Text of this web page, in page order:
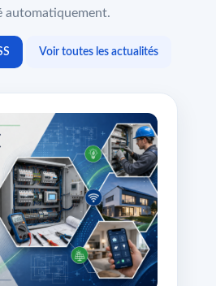
automatiquement.
Voir toutes les actualités